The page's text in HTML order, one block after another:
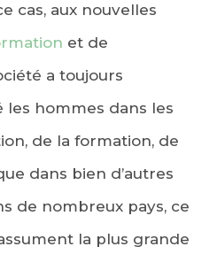
cas, aux nouvelles
et de
a toujours
les hommes dans les
de la formation, de
dans bien d’autres
de nombreux pays, ce
la plus grande